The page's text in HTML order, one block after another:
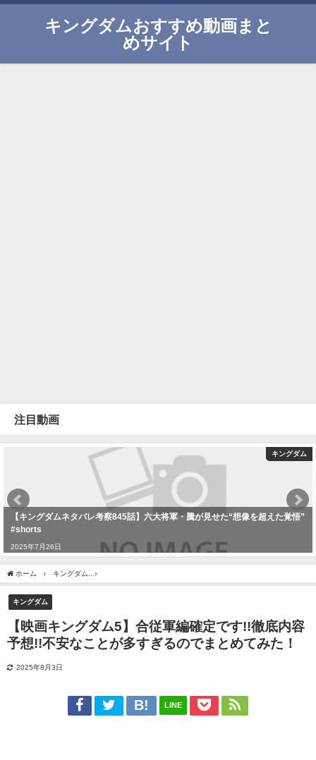
キングダムおすすめ動画まと
めサイト
注目動画
キングダム
【キングダムネタバレ考察845話】六大将軍・騰が見せた“想像を超えた覚悟”
#shorts
2025年7月26日
ホーム キングダム
キングダム
【映画キングダム5】合従軍編確定です!!徹底内容
予想!!不安なことが多すぎるのでまとめてみた！
2025年8月3日
LINE